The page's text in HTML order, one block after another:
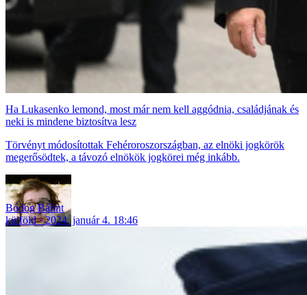
Ha Lukasenko lemond, most már nem kell aggódnia, családjának és
neki is mindene biztosítva lesz
Törvényt módosítottak Fehéroroszországban, az elnöki jogkörök
megerősödtek, a távozó elnökök jogkörei még inkább.
Bódog Bálint
külföld
2024. január 4. 18:46